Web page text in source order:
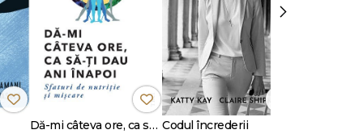
Dă-mi câteva ore, ca să-ţi dau ani înapoi Codul încrederii
›